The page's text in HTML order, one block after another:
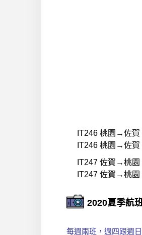
IT246 桃園→佐賀
IT246 桃園→佐賀
IT247 佐賀→桃園
IT247 佐賀→桃園
2020夏季航
每週兩班，週四跟週